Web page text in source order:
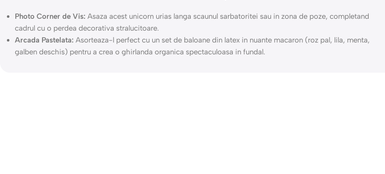
Photo Corner de Vis: Asaza acest unicorn urias langa scaunul sarbatoritei sau in zona de poze, completand
cadrul cu o perdea decorativa stralucitoare.
Arcada Pastelata: Asorteaza-l perfect cu un set de baloane din latex in nuante macaron (roz pal, lila, menta,
galben deschis) pentru a crea o ghirlanda organica spectaculoasa in fundal.